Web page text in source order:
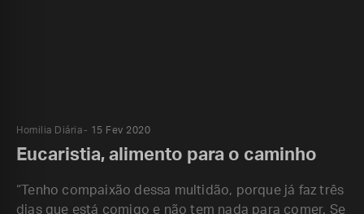
Homilia Diária 15 Fev 2020
Eucaristia, alimento para o caminho
“Tenho compaixão dessa multidão, porque já faz três
dias que está comigo e não tem nada para comer. Se